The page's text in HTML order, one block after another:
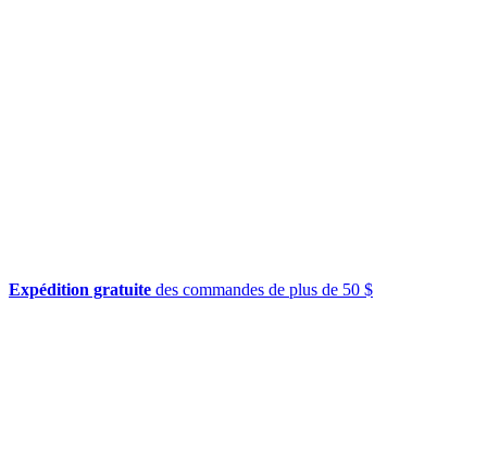
Expédition gratuite des commandes de plus de 50 $